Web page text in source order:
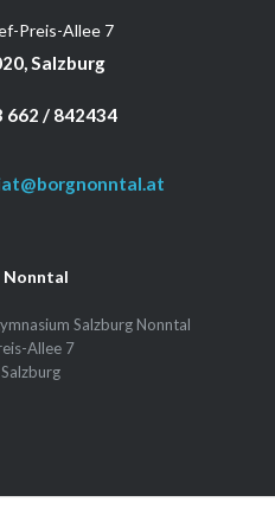
Preis-Allee 7
Salzburg
662 / 842434
Nonntal
Salzburg Nonntal
Allee 7